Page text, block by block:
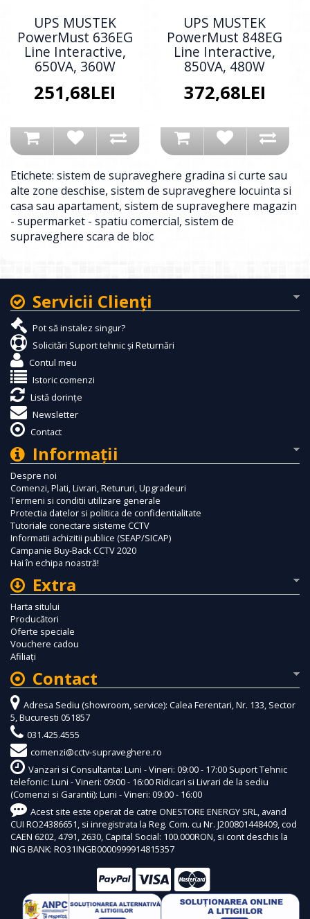
UPS MUSTEK
PowerMust 636EG
Line Interactive,
650VA, 360W
251,68LEI
UPS MUSTEK
PowerMust 848EG
Line Interactive,
850VA, 480W
372,68LEI
Etichete: sistem de supraveghere gradina si curte sau
alte zone deschise, sistem de supraveghere locuinta si
casa sau apartament, sistem de supraveghere magazin
- supermarket - spatiu comercial, sistem de
supraveghere scara de bloc
Servicii Clienţi
Pot să instalez singur?
Solicitări Suport tehnic și Returnări
Contul meu
Istoric comenzi
Listă dorințe
Newsletter
Contact
Informaţii
Despre noi
Comenzi, Plati, Livrari, Retururi, Upgradeuri
Termeni si conditii utilizare generale
Protectia datelor si politica de confidentialitate
Tutoriale conectare sisteme CCTV
Informatii achizitii publice (SEAP/SICAP)
Campanie Buy-Back CCTV 2020
Hai în echipa noastră!
Extra
Harta sitului
Producători
Oferte speciale
Vouchere cadou
Afiliaţi
Contact
Adresa Sediu (showroom, service): Calea Ferentari, Nr. 133, Sector
5, Bucuresti 051857
031.425.4555
comenzi@cctv-supraveghere.ro
Vanzari si Consultanta: Luni - Vineri: 09:00 - 17:00 Suport Tehnic
telefonic: Luni - Vineri: 09:00 - 16:00 Ridicari si Livrari de la sediu
(Comenzi si Garantii): Luni - Vineri: 09:00 - 16:00
Acest site este operat de catre ONESTORE ENERGY SRL, avand
CUI RO24386651, si inregistrata la Reg. Com. cu Nr. J200801448409, cod
CAEN 6202, 4791, 2630, Capital Social: 100.000RON, si cont deschis la
ING BANK: RO31INGB0000999914815357